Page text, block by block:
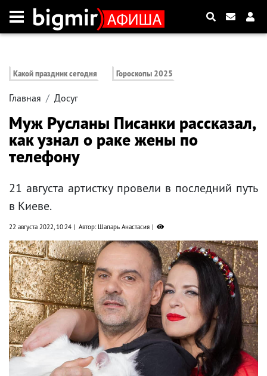
Какой праздник сегодня Гороскопы 2025
Главная Досуг
Муж Русланы Писанки рассказал,
как узнал о раке жены по
телефону
21 августа артистку провели в последний путь
в Киеве.
22 августа 2022, 10:24 Автор: Шапарь Анастасия